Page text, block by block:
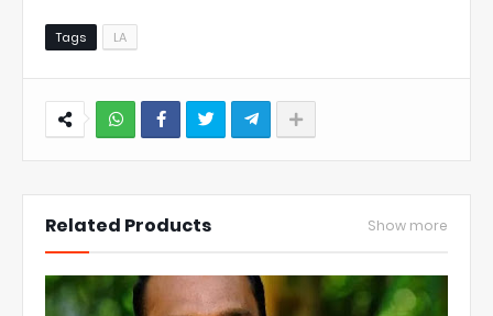
Tags LA
Related Products Show more